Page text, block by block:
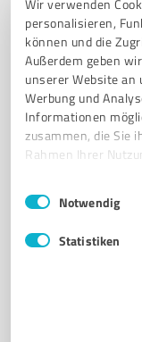
Wir verwenden
personalisieren,
können und die
Außerdem geben
unserer Website an
Werbung und
Informationen
zusammen, die Sie
Rahmen Ihrer
Impressum
Einwilligungsauswahl
Notwendig
Statistiken
UHREN
PERSÖNLICHE BERATUNG
Markt 4,
info@wichelhaus.de
Brautmode